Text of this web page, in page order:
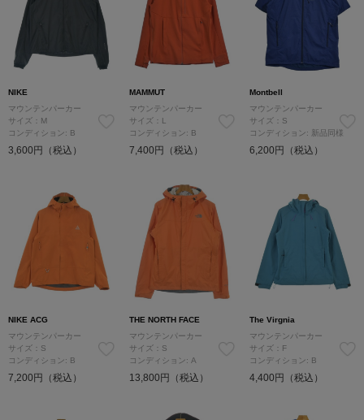
NIKE
マウンテンパーカー
サイズ：M
コンディション: B
3,600円（税込）
MAMMUT
マウンテンパーカー
サイズ：L
コンディション: B
7,400円（税込）
Montbell
マウンテンパーカー
サイズ：S
コンディション: 新品同様
6,200円（税込）
NIKE ACG
マウンテンパーカー
サイズ：S
コンディション: B
7,200円（税込）
THE NORTH FACE
マウンテンパーカー
サイズ：S
コンディション: A
13,800円（税込）
The Virgnia
マウンテンパーカー
サイズ：F
コンディション: B
4,400円（税込）